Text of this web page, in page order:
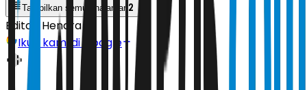
Tampilkan semua halaman 2
Editor: Hendra
Ikuti kami di Google